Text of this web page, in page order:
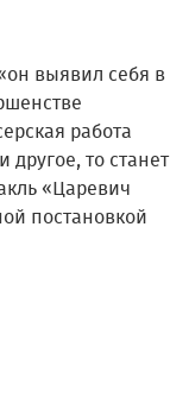
выявил себя в
работа
то станет
«Царевич
постановкой